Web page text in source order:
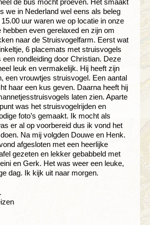
we in Nederland wel eens als beleg
uur waren we op locatie in onze
hebben even gerelaxed en zijn om
naar de Struisvogelfarm. Eerst wat
6 placemats met struisvogels
een rondleiding door Christian. Deze
leuk en vermakelijk. Hij heeft zijn
een vrouwtjes struisvogel. Een aantal
haar een kus geven. Daarna heeft hij
laten zien. Aparte
was het struisvogelrijden en
foto’s gemaakt. Ik mocht als
er al op voorbereid dus ik vond het
Na mij volgden Douwe en Henk.
afgesloten met een heerlijke
gezeten en lekker gebabbeld met
en Gerk. Het was weer een leuke,
dag. Ik kijk uit naar morgen.